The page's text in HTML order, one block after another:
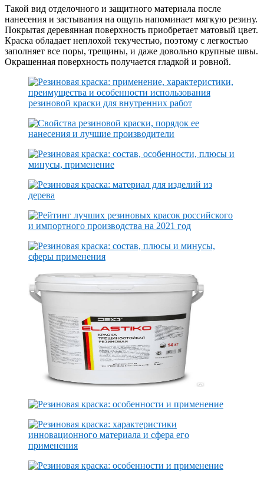
Такой вид отделочного и защитного материала после
нанесения и застывания на ощупь напоминает мягкую резину.
Покрытая деревянная поверхность приобретает матовый цвет.
Краска обладает неплохой текучестью, поэтому с легкостью
заполняет все поры, трещины, и даже довольно крупные швы.
Окрашенная поверхность получается гладкой и ровной.